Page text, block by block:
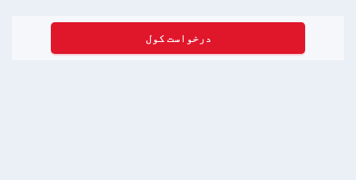
درخواست کول